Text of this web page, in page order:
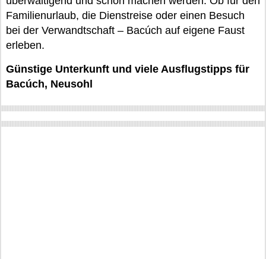
Familienurlaub, die Dienstreise oder einen Besuch
bei der Verwandtschaft – Bacúch auf eigene Faust
erleben.
Günstige Unterkunft und viele Ausflugstipps für
Bacúch, Neusohl